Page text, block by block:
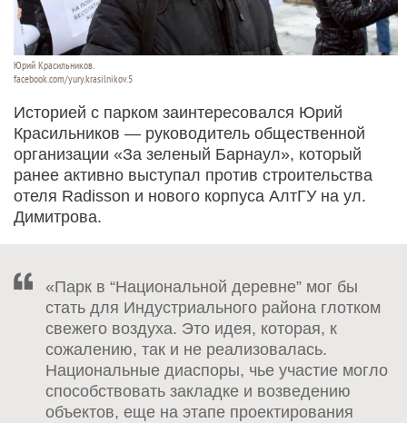
Юрий Красильников.
facebook.com/yury.krasilnikov.5
Историей с парком заинтересовался Юрий
Красильников — руководитель общественной
организации «За зеленый Барнаул», который
ранее активно выступал против строительства
отеля Radisson и нового корпуса АлтГУ на ул.
Димитрова.
«Парк в “Национальной деревне” мог бы
стать для Индустриального района глотком
свежего воздуха. Это идея, которая, к
сожалению, так и не реализовалась.
Национальные диаспоры, чье участие могло
способствовать закладке и возведению
объектов, еще на этапе проектирования